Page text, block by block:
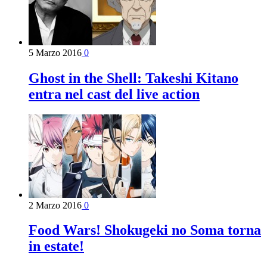
5 Marzo 2016 0
Ghost in the Shell: Takeshi Kitano
entra nel cast del live action
2 Marzo 2016 0
Food Wars! Shokugeki no Soma torna
in estate!